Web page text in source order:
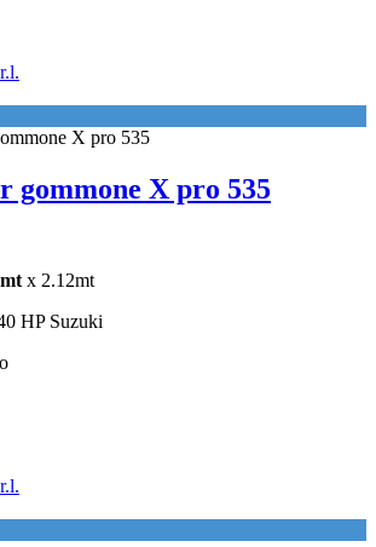
gommone X pro 535
x 2.12mt
HP Suzuki